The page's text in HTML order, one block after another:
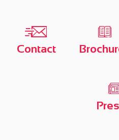
Contact